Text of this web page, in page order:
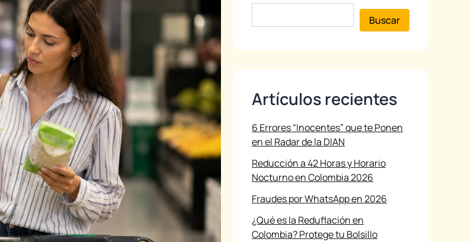
Buscar
Artículos recientes
6 Errores “Inocentes” que te Ponen
en el Radar de la DIAN
Reducción a 42 Horas y Horario
Nocturno en Colombia 2026
Fraudes por WhatsApp en 2026
¿Qué es la Reduflación en
Colombia? Protege tu Bolsillo